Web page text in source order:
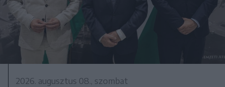
2026. augusztus 08., szombat